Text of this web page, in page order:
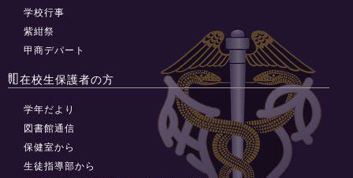
学校行事
紫紺祭
甲商デパート
在校生保護者の方
学年だより
図書館通信
保健室から
生徒指導部から